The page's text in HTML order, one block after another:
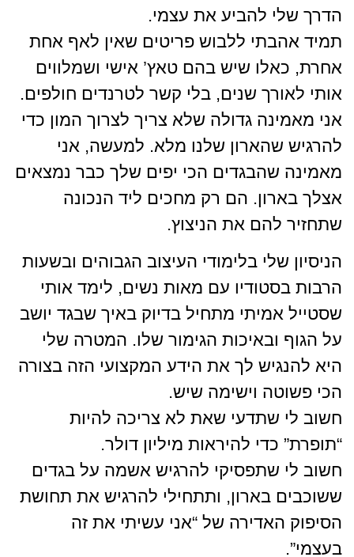
הדרך שלי להביע את עצמי.
תמיד אהבתי ללבוש פריטים שאין לאף אחת
אחרת, כאלו שיש בהם טאץ’ אישי ושמלווים
אותי לאורך שנים, בלי קשר לטרנדים חולפים.
אני מאמינה גדולה שלא צריך לצרוך המון כדי
להרגיש שהארון שלנו מלא. למעשה, אני
מאמינה שהבגדים הכי יפים שלך כבר נמצאים
אצלך בארון. הם רק מחכים ליד הנכונה
שתחזיר להם את הניצוץ.
הניסיון שלי בלימודי העיצוב הגבוהים ובשעות
הרבות בסטודיו עם מאות נשים, לימד אותי
שסטייל אמיתי מתחיל בדיוק באיך שבגד יושב
על הגוף ובאיכות הגימור שלו. המטרה שלי
היא להנגיש לך את הידע המקצועי הזה בצורה
הכי פשוטה וישימה שיש.
חשוב לי שתדעי שאת לא צריכה להיות
“תופרת” כדי להיראות מיליון דולר.
חשוב לי שתפסיקי להרגיש אשמה על בגדים
ששוכבים בארון, ותתחילי להרגיש את תחושת
הסיפוק האדירה של “אני עשיתי את זה
בעצמי”.